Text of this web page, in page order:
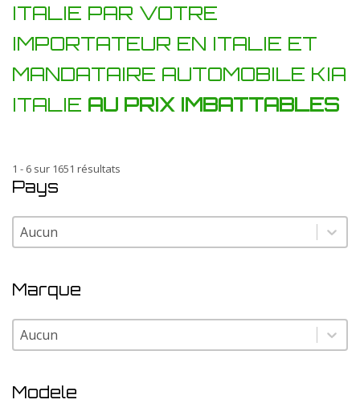
ITALIE PAR VOTRE
IMPORTATEUR EN ITALIE ET
MANDATAIRE AUTOMOBILE KIA
ITALIE AU PRIX IMBATTABLES
1 - 6 sur 1651 résultats
Pays
Pays
Pays
Marque
Marque
Marque
Modele